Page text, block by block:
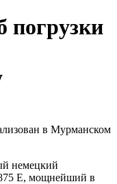
погрузки
немецкий
875 E, мощнейший в